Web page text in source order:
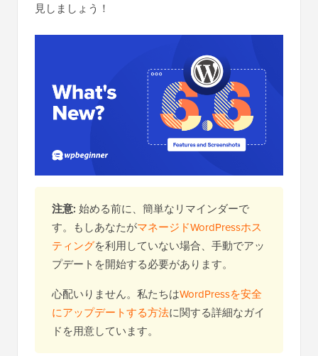
見しましょう！
注意: 始める前に、簡単なリマインダーで
す。もしあなたがマネージドWordPressホス
ティングを利用していない場合、手動でアッ
プデートを開始する必要があります。
心配いりません。私たちはWordPressを安全
にアップデートする方法に関する詳細なガイ
ドを用意しています。